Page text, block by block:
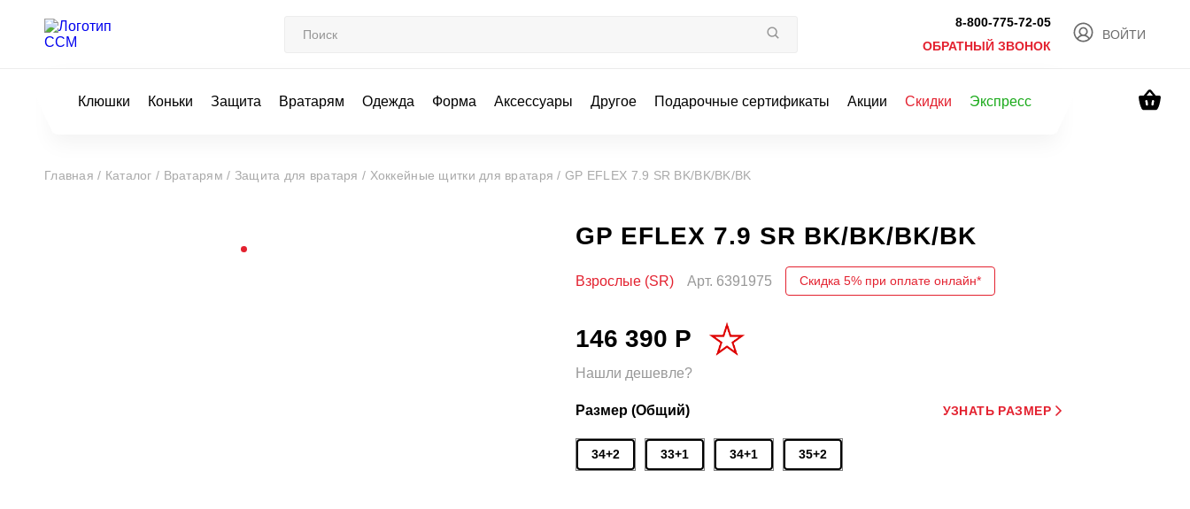
8-800-775-72-05
ОБРАТНЫЙ ЗВОНОК
ВОЙТИ
Клюшки Коньки Защита Вратарям Одежда Форма Аксессуары Другое Подарочные сертификаты Акции Скидки Экспресс
Главная / Каталог / Вратарям / Защита для вратаря / Хоккейные щитки для вратаря / GP EFLEX 7.9 SR BK/BK/BK/BK
GP EFLEX 7.9 SR BK/BK/BK/BK
Взрослые (SR) Арт. 6391975 Скидка 5% при оплате онлайн*
146 390 Р
Нашли дешевле?
Размер (Общий) УЗНАТЬ РАЗМЕР
34+2 33+1 34+1 35+2